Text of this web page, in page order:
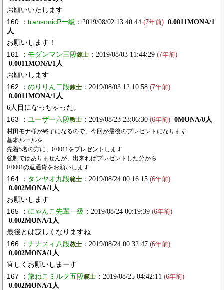
お願いいたします
160 ： transonicP一級 ：2019/08/02 13:40:44 (7年前) 0.0011MONA/1
人
お願いします！
161 ： モダンマン三段錬士 ：2019/08/03 11:44:29 (7年前)
0.0011MONA/1人
お願いします
162 ： のりりん二段錬士 ：2019/08/03 12:10:58 (7年前)
0.0011MONA/1人
6人目になっちゃった。
163 ： ユーザー六段教士 ：2019/08/23 23:06:30 (6年前) 0MONA/0人
村田モナ様が終了になるので、今回が最後のプレゼントになります
基本ルールを
先着5名の方に、0.0011をプレゼントします
強制ではありませんが、出来ればプレゼントした分から
0.0001の返通貨をお願いします
164 ： タンヤオ九段範士 ：2019/08/24 00:16:15 (6年前)
0.002MONA/1人
お願いします
165 ： にゃんこ先輩一級 ：2019/08/24 00:19:39 (6年前)
0.002MONA/1人
最後とは寂しくなりますね
166 ： ナナスィ八段教士 ：2019/08/24 00:32:47 (6年前)
0.002MONA/1人
宜しくお願いしまーす
167 ： 旅ねこミルク五段範士 ：2019/08/25 04:42:11 (6年前)
0.002MONA/1人